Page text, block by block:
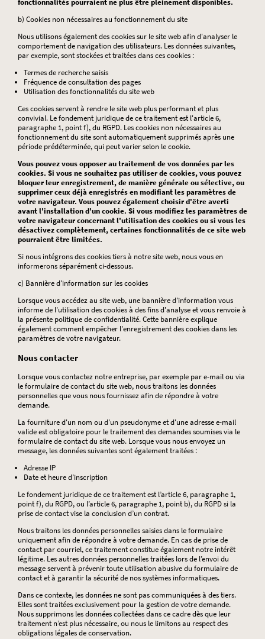
b) Cookies non nécessaires au fonctionnement du site
Nous utilisons également des cookies sur le site web afin d'analyser le
comportement de navigation des utilisateurs. Les données suivantes,
par exemple, sont stockées et traitées dans ces cookies :
Termes de recherche saisis
Fréquence de consultation des pages
Utilisation des fonctionnalités du site web
Ces cookies servent à rendre le site web plus performant et plus
convivial. Le fondement juridique de ce traitement est l'article 6,
paragraphe 1, point f), du RGPD. Les cookies non nécessaires au
fonctionnement du site sont automatiquement supprimés après une
période prédéterminée, qui peut varier selon le cookie.
Vous pouvez vous opposer au traitement de vos données par les
cookies. Si vous ne souhaitez pas utiliser de cookies, vous pouvez
bloquer leur enregistrement, de manière générale ou sélective, ou
supprimer ceux déjà enregistrés en modifiant les paramètres de
votre navigateur. Vous pouvez également choisir d'être averti
avant l'installation d'un cookie. Si vous modifiez les paramètres de
votre navigateur concernant l'utilisation des cookies ou si vous les
désactivez complètement, certaines fonctionnalités de ce site web
pourraient être limitées.
Si nous intégrons des cookies tiers à notre site web, nous vous en
informerons séparément ci-dessous.
c) Bannière d'information sur les cookies
Lorsque vous accédez au site web, une bannière d'information vous
informe de l'utilisation des cookies à des fins d'analyse et vous renvoie à
la présente politique de confidentialité. Cette bannière explique
également comment empêcher l'enregistrement des cookies dans les
paramètres de votre navigateur.
Nous contacter
Lorsque vous contactez notre entreprise, par exemple par e-mail ou via
le formulaire de contact du site web, nous traitons les données
personnelles que vous nous fournissez afin de répondre à votre
demande.
La fourniture d'un nom ou d'un pseudonyme et d'une adresse e-mail
valide est obligatoire pour le traitement des demandes soumises via le
formulaire de contact du site web. Lorsque vous nous envoyez un
message, les données suivantes sont également traitées :
Adresse IP
Date et heure d’inscription
Le fondement juridique de ce traitement est l’article 6, paragraphe 1,
point f), du RGPD, ou l’article 6, paragraphe 1, point b), du RGPD si la
prise de contact vise la conclusion d’un contrat.
Nous traitons les données personnelles saisies dans le formulaire
uniquement afin de répondre à votre demande. En cas de prise de
contact par courriel, ce traitement constitue également notre intérêt
légitime. Les autres données personnelles traitées lors de l’envoi du
message servent à prévenir toute utilisation abusive du formulaire de
contact et à garantir la sécurité de nos systèmes informatiques.
Dans ce contexte, les données ne sont pas communiquées à des tiers.
Elles sont traitées exclusivement pour la gestion de votre demande.
Nous supprimons les données collectées dans ce cadre dès que leur
traitement n’est plus nécessaire, ou nous le limitons au respect des
obligations légales de conservation.